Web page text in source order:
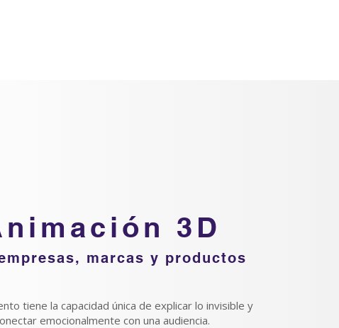
3D
marcas y productos
tiene la capacidad única de explicar lo invisible y
emocionalmente con una audiencia.